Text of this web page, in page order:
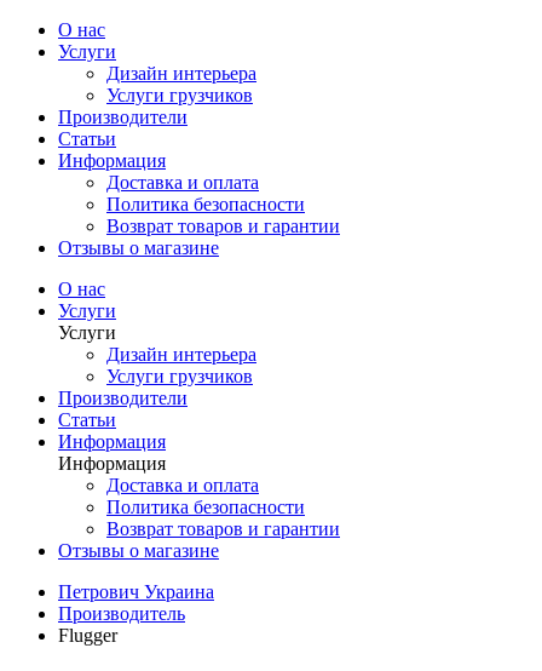
О нас
Услуги
Дизайн интерьера
Услуги грузчиков
Производители
Статьи
Информация
Доставка и оплата
Политика безопасности
Возврат товаров и гарантии
Отзывы о магазине
О нас
Услуги
Услуги
Дизайн интерьера
Услуги грузчиков
Производители
Статьи
Информация
Информация
Доставка и оплата
Политика безопасности
Возврат товаров и гарантии
Отзывы о магазине
Петрович Украина
Производитель
Flugger